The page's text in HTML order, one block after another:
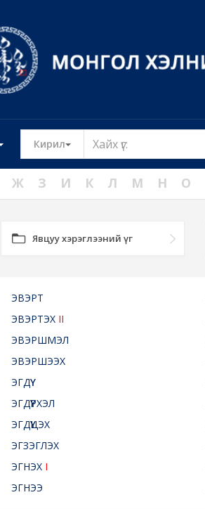
Кирил Toggle Dropdown
Ж З И К Л М Н О
Явцуу хэрэглээний үг
ЭВЭРТ
ЭВЭРТЭХ II
ЭВЭРШМЭЛ
ЭВЭРШЭЭХ
ЭГДҮҮ
ЭГДҮҮРХЭЛ
ЭГДҮҮЦЭХ
ЭГЗЭГЛЭХ
ЭГНЭХ I
ЭГНЭЭ